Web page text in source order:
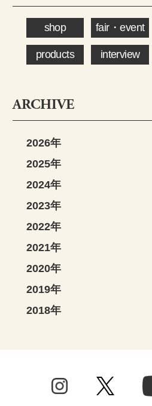
shop fair・event
products interview
ARCHIVE
2026年
2025年
2024年
2023年
2022年
2021年
2020年
2019年
2018年